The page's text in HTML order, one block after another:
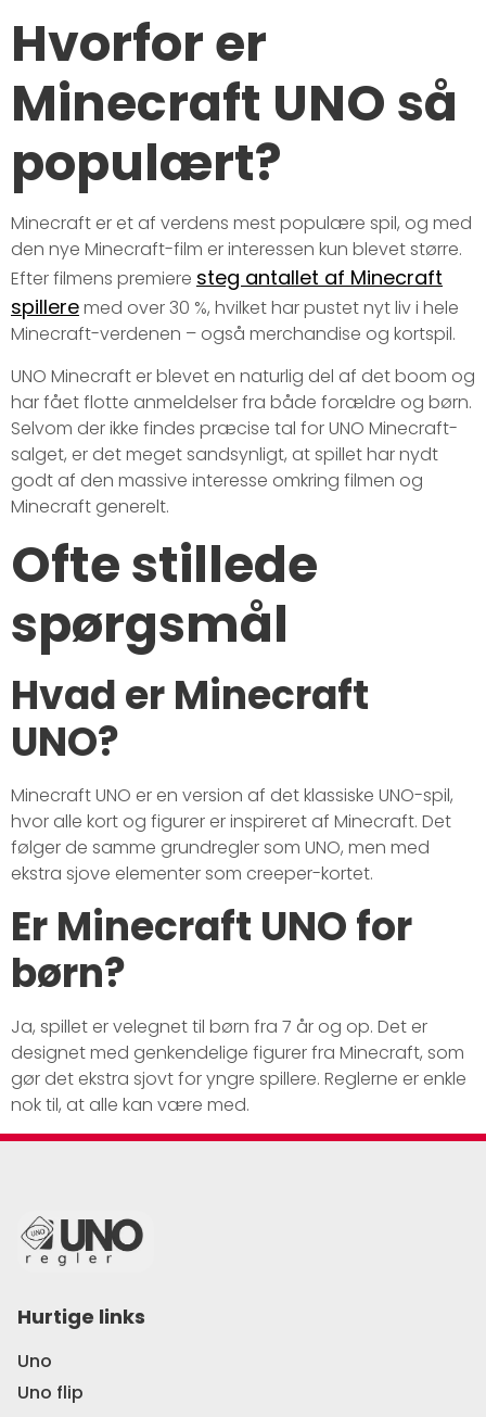
Hvorfor er
Minecraft UNO så
populært?
Minecraft er et af verdens mest populære spil, og med
den nye Minecraft-film er interessen kun blevet større.
Efter filmens premiere steg antallet af Minecraft
spilleremed over 30 %, hvilket har pustet nyt liv i hele
Minecraft-verdenen – også merchandise og kortspil.
UNO Minecraft er blevet en naturlig del af det boom og
har fået flotte anmeldelser fra både forældre og børn.
Selvom der ikke findes præcise tal for UNO Minecraft-
salget, er det meget sandsynligt, at spillet har nydt
godt af den massive interesse omkring filmen og
Minecraft generelt.
Ofte stillede
spørgsmål
Hvad er Minecraft
UNO?
Minecraft UNO er en version af det klassiske UNO-spil,
hvor alle kort og figurer er inspireret af Minecraft. Det
følger de samme grundregler som UNO, men med
ekstra sjove elementer som creeper-kortet.
Er Minecraft UNO for
børn?
Ja, spillet er velegnet til børn fra 7 år og op. Det er
designet med genkendelige figurer fra Minecraft, som
gør det ekstra sjovt for yngre spillere. Reglerne er enkle
nok til, at alle kan være med.
Hurtige links
Uno
Uno flip